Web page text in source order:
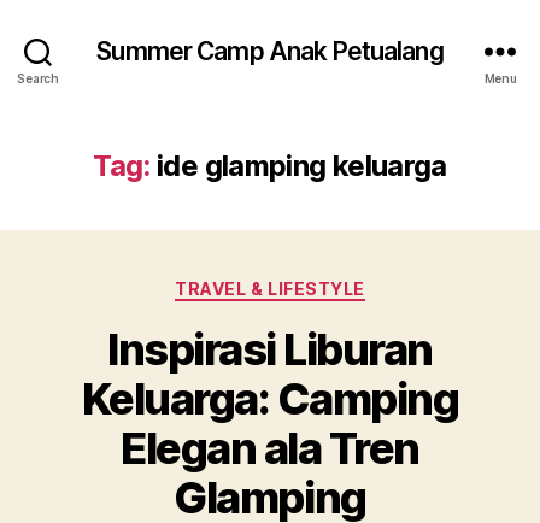
Search
Summer Camp Anak Petualang
Menu
Tag: ide glamping keluarga
Categories
TRAVEL & LIFESTYLE
Inspirasi Liburan
Keluarga: Camping
Elegan ala Tren
Glamping